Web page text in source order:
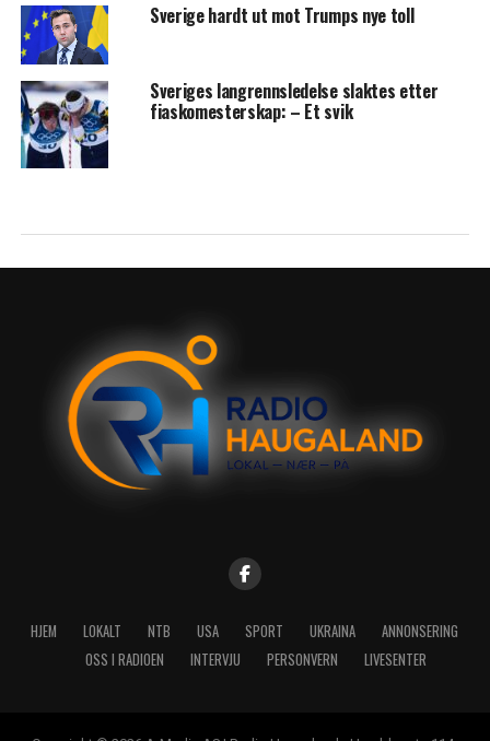
Sverige hardt ut mot Trumps nye toll
Sveriges langrennsledelse slaktes etter
fiaskomesterskap: – Et svik
HJEM LOKALT NTB USA SPORT UKRAINA
ANNONSERING
OSS I RADIOEN
INTERVJU PERSONVERN LIVESENTER